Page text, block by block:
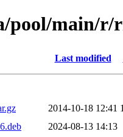
pool/main/r/
Last modified
2014-10-18 12:41
2024-08-13 14:13